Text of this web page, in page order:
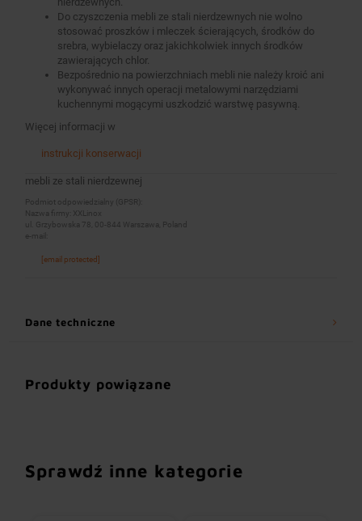
Do czyszczenia mebli ze stali nierdzewnych nie wolno
stosować proszków i mleczek ścierających, środków do
srebra, wybielaczy oraz jakichkolwiek innych środków
zawierających chlor.
Bezpośrednio na powierzchniach mebli nie należy kroić ani
wykonywać innych operacji metalowymi narzędziami
kuchennymi mogącymi uszkodzić warstwę pasywną.
Więcej informacji w
instrukcji konserwacji
mebli ze stali nierdzewnej
Podmiot odpowiedzialny (GPSR):
Nazwa firmy: XXLinox
ul. Grzybowska 78, 00-844 Warszawa, Poland
e-mail:
[email protected]
Dane techniczne
Produkty powiązane
Sprawdź inne kategorie